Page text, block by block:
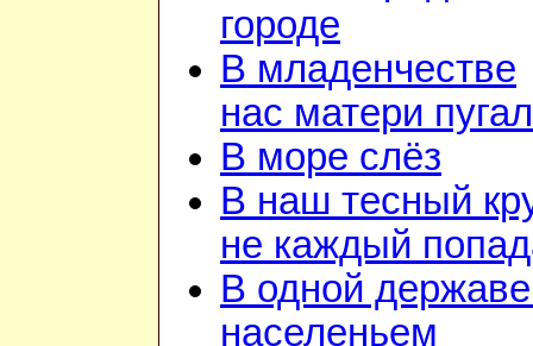
городе
В младенчестве
нас матери
В море слёз
В наш тесный
не каждый
В одной
населеньем